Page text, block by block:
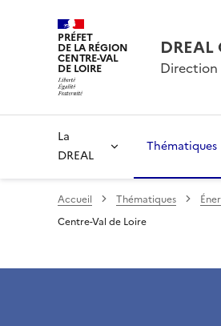
PRÉFET
DE LA RÉGION
CENTRE-VAL
DE LOIRE Direction
La
DREAL
Thématiques
Accueil Thématiques
Centre-Val de Loire